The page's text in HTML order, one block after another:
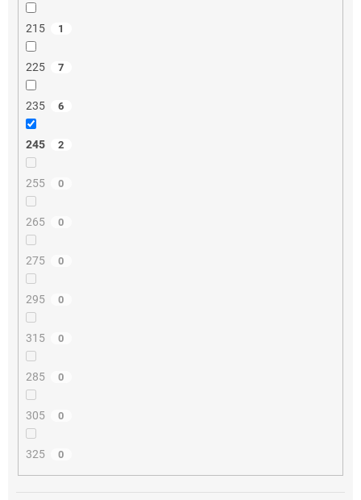
215 1
225 7
235 6
245 2
255 0
265 0
275 0
295 0
315 0
285 0
305 0
325 0